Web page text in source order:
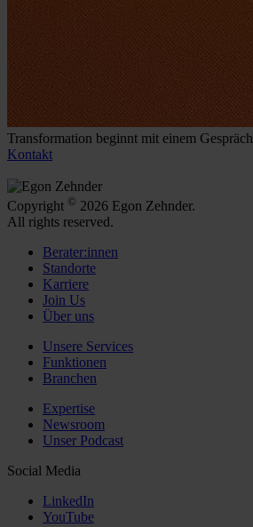
Transformation beginnt mit einem Gespräch
Kontakt
Copyright © 2026 Egon Zehnder.
All rights reserved.
Berater:innen
Standorte
Karriere
Join Us
Über uns
Unsere Services
Funktionen
Branchen
Expertise
Newsroom
Unser Podcast
Social Media
LinkedIn
YouTube